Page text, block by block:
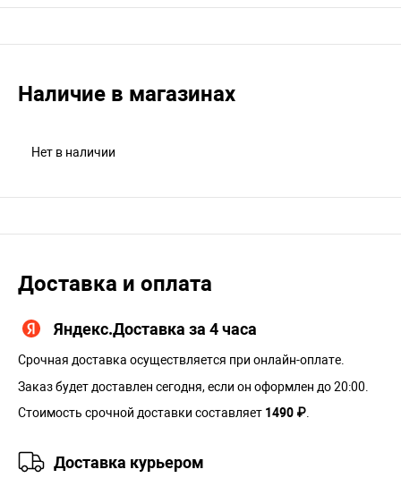
Наличие в магазинах
Нет в наличии
Доставка и оплата
Яндекс.Доставка за 4 часа
Срочная доставка осуществляется при онлайн-оплате.
Заказ будет доставлен сегодня, если он оформлен до 20:00.
Стоимость срочной доставки составляет 1490 ₽
Доставка курьером